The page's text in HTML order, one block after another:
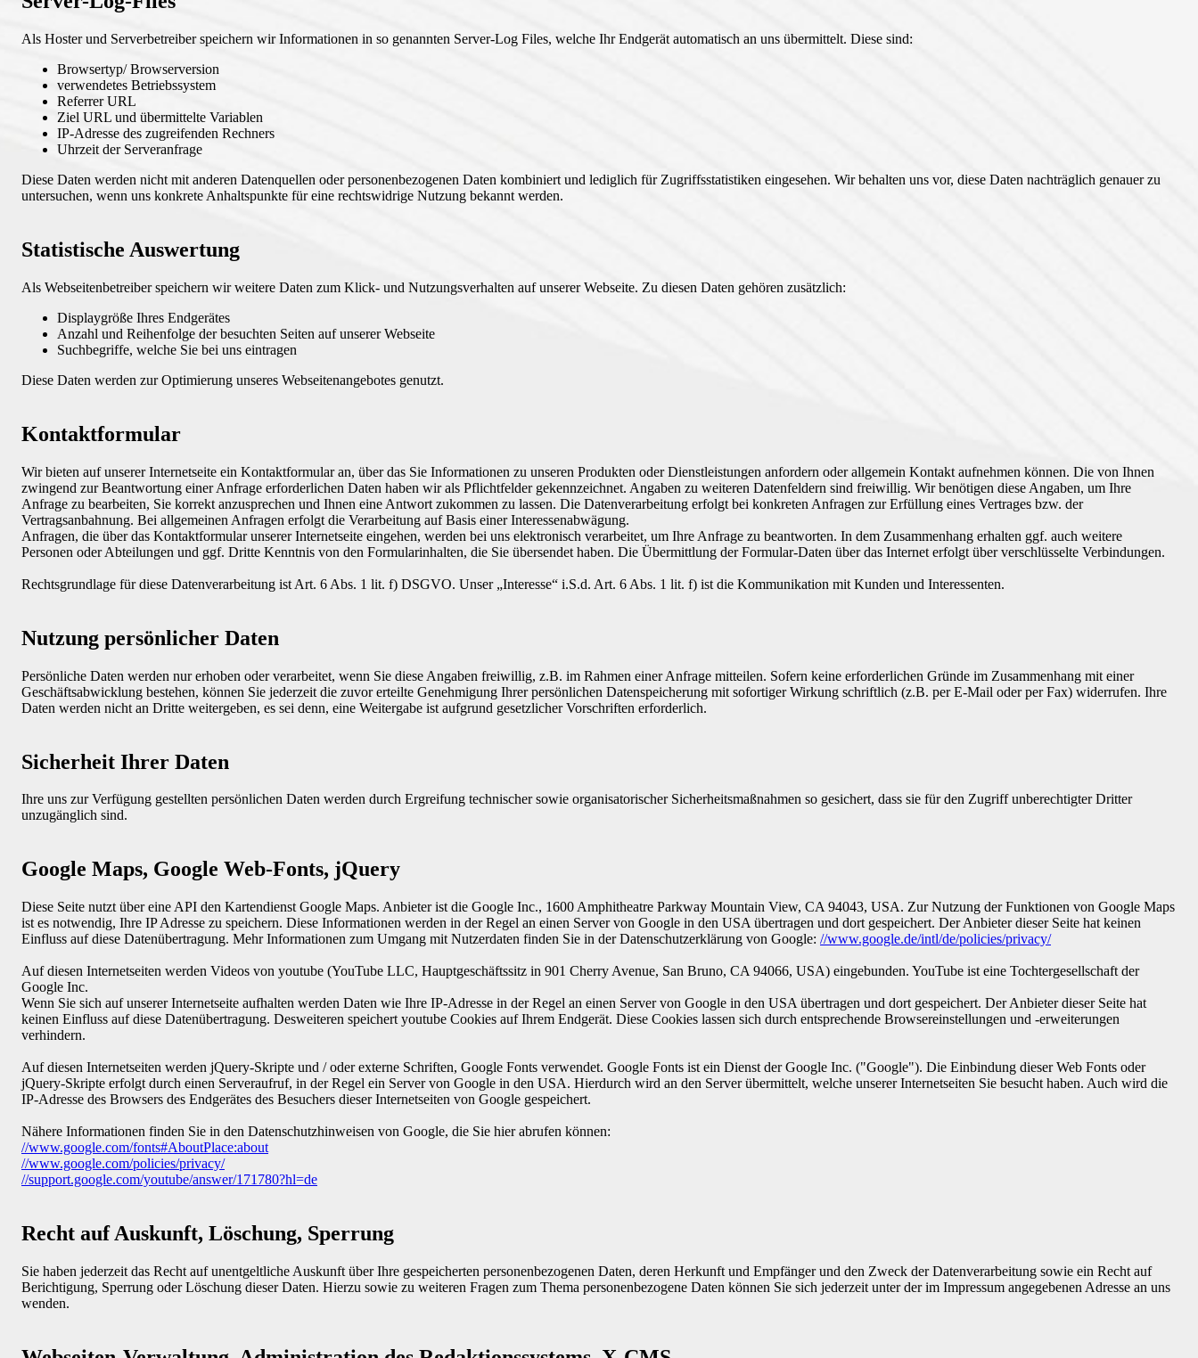
Als Hoster und Serverbetreiber speichern wir Informationen in so genannten Server-Log Files, welche Ihr Endgerät automatisch an uns übermittelt. Diese sind:
Browsertyp/ Browserversion
verwendetes Betriebssystem
Referrer URL
Ziel URL und übermittelte Variablen
IP-Adresse des zugreifenden Rechners
Uhrzeit der Serveranfrage
Diese Daten werden nicht mit anderen Datenquellen oder personenbezogenen Daten kombiniert und lediglich für Zugriffsstatistiken eingesehen. Wir behalten uns vor, diese Daten nachträglich genauer zu
untersuchen, wenn uns konkrete Anhaltspunkte für eine rechtswidrige Nutzung bekannt werden.
Statistische Auswertung
Als Webseitenbetreiber speichern wir weitere Daten zum Klick- und Nutzungsverhalten auf unserer Webseite. Zu diesen Daten gehören zusätzlich:
Displaygröße Ihres Endgerätes
Anzahl und Reihenfolge der besuchten Seiten auf unserer Webseite
Suchbegriffe, welche Sie bei uns eintragen
Diese Daten werden zur Optimierung unseres Webseitenangebotes genutzt.
Kontaktformular
Wir bieten auf unserer Internetseite ein Kontaktformular an, über das Sie Informationen zu unseren Produkten oder Dienstleistungen anfordern oder allgemein Kontakt aufnehmen können. Die von Ihnen
zwingend zur Beantwortung einer Anfrage erforderlichen Daten haben wir als Pflichtfelder gekennzeichnet. Angaben zu weiteren Datenfeldern sind freiwillig. Wir benötigen diese Angaben, um Ihre
Anfrage zu bearbeiten, Sie korrekt anzusprechen und Ihnen eine Antwort zukommen zu lassen. Die Datenverarbeitung erfolgt bei konkreten Anfragen zur Erfüllung eines Vertrages bzw. der
Vertragsanbahnung. Bei allgemeinen Anfragen erfolgt die Verarbeitung auf Basis einer Interessenabwägung.
Anfragen, die über das Kontaktformular unserer Internetseite eingehen, werden bei uns elektronisch verarbeitet, um Ihre Anfrage zu beantworten. In dem Zusammenhang erhalten ggf. auch weitere
Personen oder Abteilungen und ggf. Dritte Kenntnis von den Formularinhalten, die Sie übersendet haben. Die Übermittlung der Formular-Daten über das Internet erfolgt über verschlüsselte Verbindungen.
Rechtsgrundlage für diese Datenverarbeitung ist Art. 6 Abs. 1 lit. f) DSGVO. Unser „Interesse“ i.S.d. Art. 6 Abs. 1 lit. f) ist die Kommunikation mit Kunden und Interessenten.
Nutzung persönlicher Daten
Persönliche Daten werden nur erhoben oder verarbeitet, wenn Sie diese Angaben freiwillig, z.B. im Rahmen einer Anfrage mitteilen. Sofern keine erforderlichen Gründe im Zusammenhang mit einer
Geschäftsabwicklung bestehen, können Sie jederzeit die zuvor erteilte Genehmigung Ihrer persönlichen Datenspeicherung mit sofortiger Wirkung schriftlich (z.B. per E-Mail oder per Fax) widerrufen. Ihre
Daten werden nicht an Dritte weitergeben, es sei denn, eine Weitergabe ist aufgrund gesetzlicher Vorschriften erforderlich.
Sicherheit Ihrer Daten
Ihre uns zur Verfügung gestellten persönlichen Daten werden durch Ergreifung technischer sowie organisatorischer Sicherheitsmaßnahmen so gesichert, dass sie für den Zugriff unberechtigter Dritter
unzugänglich sind.
Google Maps, Google Web-Fonts, jQuery
Diese Seite nutzt über eine API den Kartendienst Google Maps. Anbieter ist die Google Inc., 1600 Amphitheatre Parkway Mountain View, CA 94043, USA. Zur Nutzung der Funktionen von Google Maps
ist es notwendig, Ihre IP Adresse zu speichern. Diese Informationen werden in der Regel an einen Server von Google in den USA übertragen und dort gespeichert. Der Anbieter dieser Seite hat keinen
Einfluss auf diese Datenübertragung. Mehr Informationen zum Umgang mit Nutzerdaten finden Sie in der Datenschutzerklärung von Google: //www.google.de/intl/de/policies/privacy/
Auf diesen Internetseiten werden Videos von youtube (YouTube LLC, Hauptgeschäftssitz in 901 Cherry Avenue, San Bruno, CA 94066, USA) eingebunden. YouTube ist eine Tochtergesellschaft der
Google Inc.
Wenn Sie sich auf unserer Internetseite aufhalten werden Daten wie Ihre IP-Adresse in der Regel an einen Server von Google in den USA übertragen und dort gespeichert. Der Anbieter dieser Seite hat
keinen Einfluss auf diese Datenübertragung. Desweiteren speichert youtube Cookies auf Ihrem Endgerät. Diese Cookies lassen sich durch entsprechende Browsereinstellungen und -erweiterungen
verhindern.
Auf diesen Internetseiten werden jQuery-Skripte und / oder externe Schriften, Google Fonts verwendet. Google Fonts ist ein Dienst der Google Inc. ("Google"). Die Einbindung dieser Web Fonts oder
jQuery-Skripte erfolgt durch einen Serveraufruf, in der Regel ein Server von Google in den USA. Hierdurch wird an den Server übermittelt, welche unserer Internetseiten Sie besucht haben. Auch wird die
IP-Adresse des Browsers des Endgerätes des Besuchers dieser Internetseiten von Google gespeichert.
Nähere Informationen finden Sie in den Datenschutzhinweisen von Google, die Sie hier abrufen können:
//www.google.com/fonts#AboutPlace:about
//www.google.com/policies/privacy/
//support.google.com/youtube/answer/171780?hl=de
Recht auf Auskunft, Löschung, Sperrung
Sie haben jederzeit das Recht auf unentgeltliche Auskunft über Ihre gespeicherten personenbezogenen Daten, deren Herkunft und Empfänger und den Zweck der Datenverarbeitung sowie ein Recht auf
Berichtigung, Sperrung oder Löschung dieser Daten. Hierzu sowie zu weiteren Fragen zum Thema personenbezogene Daten können Sie sich jederzeit unter der im Impressum angegebenen Adresse an uns
wenden.